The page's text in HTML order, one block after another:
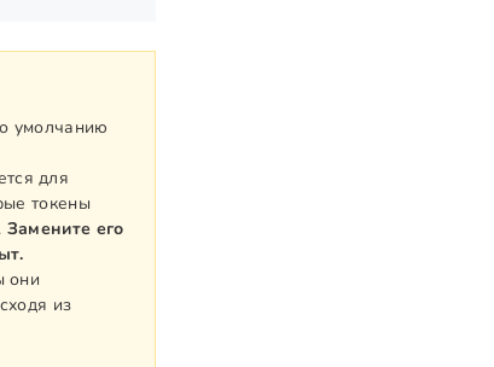
умолчанию
для
токены
Замените его
они
из